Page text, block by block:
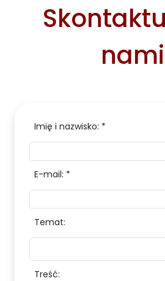
Imię i nazwisko: *
E-mail: *
Temat:
Treść: